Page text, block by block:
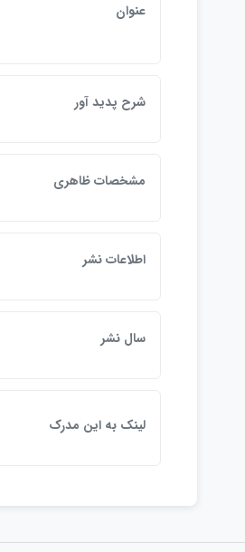
عنوان
شرح پديد آور
مشخصات ظاهري
اطلاعات نشر
سال نشر
لينک به اين مدرک